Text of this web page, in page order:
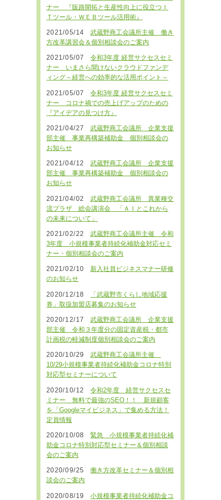
ナー 『販路開拓と生産性向上に役立つＩ
Ｔツール・ＷＥＢツール活用術』
2021/05/14
武蔵野商工会議所主催 働き
方改革講習会＆個別相談会のご案内
2021/05/07
令和3年度 経営サクセスセミ
ナー いまさら聞けないクラウドファンデ
ィング～経営への効率的な活用ポイント～
2021/05/07
令和3年度 経営サクセスセミ
ナー コロナ禍での売上げアップのための
『アイデアの見つけ方』
2021/04/27
武蔵野商工会議所 企業支援
部主催 事業再構築補助金 個別相談会の
お知らせ
2021/04/12
武蔵野商工会議所 企業支援
部主催 事業再構築補助金 個別相談会の
お知らせ
2021/04/02
武蔵野商工会議所 異業種交
流プラザ 総会講演会 「ＡＩとこれから
の未来について」
2021/02/22
武蔵野商工会議所主催 令和
3年度 小規模事業者持続化補助金対応セミ
ナー・個別相談会のご案内
2021/02/10
新入社員ビジネスマナー研修
のお知らせ
2020/12/18
「武蔵野市くらし地域応援
券」取扱加盟店募集のお知らせ
2020/12/17
武蔵野商工会議所 企業支援
部主催 令和３年度分の固定資産税・都市
計画税の軽減制度個別相談会のご案内
2020/10/29
武蔵野商工会議所主催
10/29小規模事業者持続化補助金コロナ特別
対応型セミナーについて
2020/10/12
令和2年度 経営サクセスセ
ミナー 無料で最強のSEO！！ 新規顧客
を「Googleマイビジネス」で集める方法！
定員情報
2020/10/08
緊急 小規模事業者持続化補
助金コロナ特別対応型セミナー＆個別相談
会のご案内
2020/09/25
働き方改革セミナー＆個別相
談会のご案内
2020/08/19
小規模事業者持続化補助金コ